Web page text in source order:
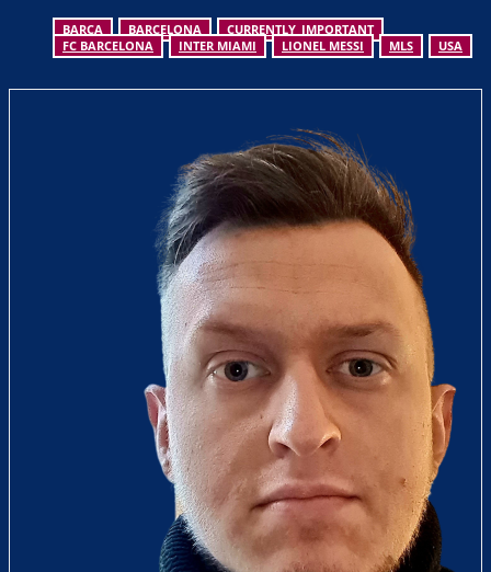
BARCA BARCELONA
CURRENTLY_IMPORTANT
FC BARCELONA
INTER MIAMI LIONEL MESSI MLS USA